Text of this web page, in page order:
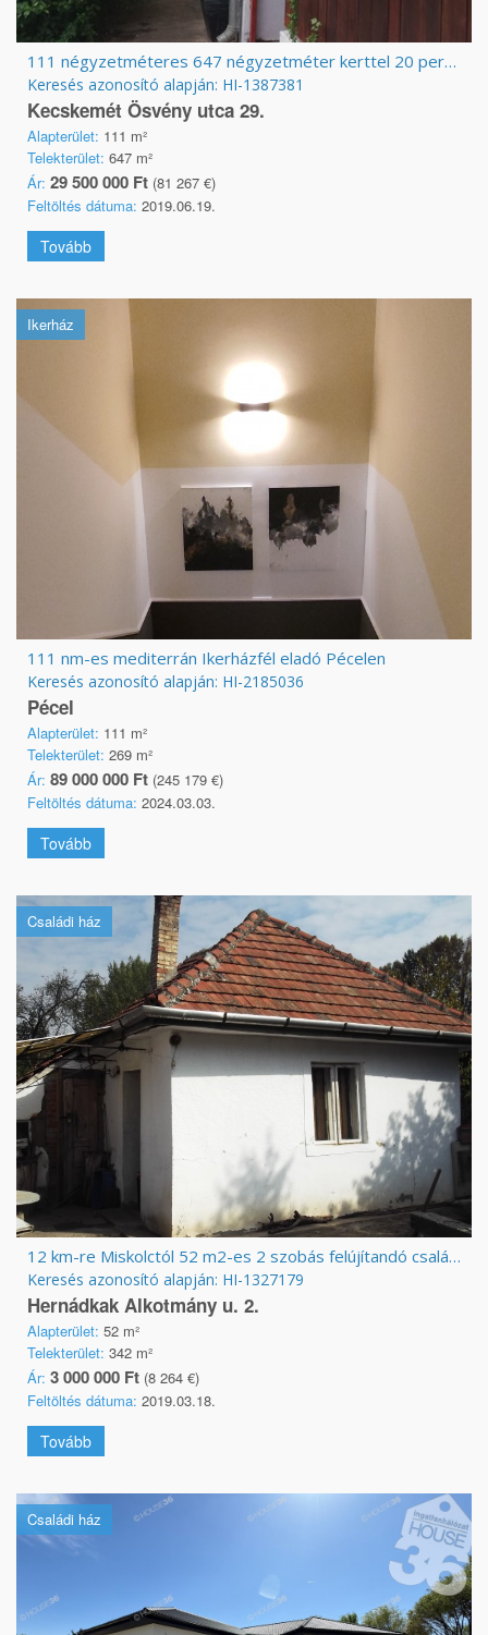
111 négyzetméteres 647 négyzetméter kerttel 20 perc sétára a központtól
Keresés azonosító alapján: HI-1387381
Kecskemét Ösvény utca 29.
Alapterület: 111 m²
Telekterület: 647 m²
Ár: 29 500 000 Ft (81 267 €)
Feltöltés dátuma: 2019.06.19.
Tovább
Ikerház
111 nm-es mediterrán Ikerházfél eladó Pécelen
Keresés azonosító alapján: HI-2185036
Pécel
Alapterület: 111 m²
Telekterület: 269 m²
Ár: 89 000 000 Ft (245 179 €)
Feltöltés dátuma: 2024.03.03.
Tovább
Családi ház
12 km-re Miskolctól 52 m2-es 2 szobás felújítandó családi ház, Hernádkak-Belegrád
Keresés azonosító alapján: HI-1327179
Hernádkak Alkotmány u. 2.
Alapterület: 52 m²
Telekterület: 342 m²
Ár: 3 000 000 Ft (8 264 €)
Feltöltés dátuma: 2019.03.18.
Tovább
Családi ház